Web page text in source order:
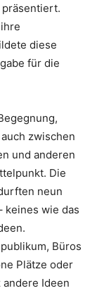
diese
für die
zwischen
und anderen
Die
neun
keines wie das
Büros
Plätze oder
andere Ideen